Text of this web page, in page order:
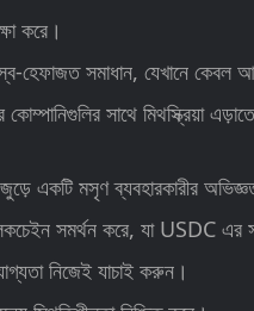
করে।
সমাধান, যেখানে কেবল
সাথে মিথস্ক্রিয়া
একটি মসৃণ ব্যবহারকারীর
করে, যা USDC এর সাথে
নিজেই যাচাই করুন।